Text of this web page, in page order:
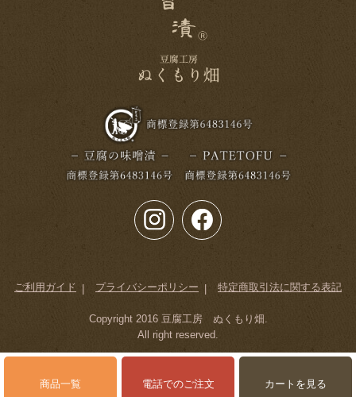
商品一覧 電話でのご注文 カートを見る
ご利用ガイド プライバシーポリシー 特定商取引法に関する表記
Copyright 2016 豆腐工房 ぬくもり畑
All right reserved.